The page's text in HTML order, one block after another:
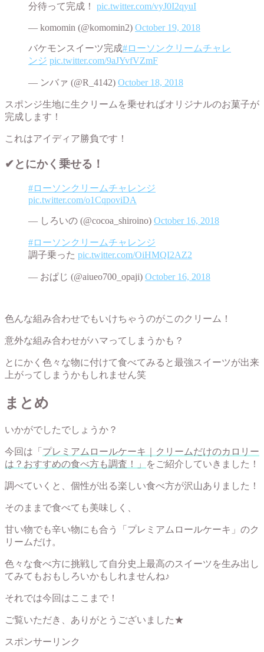
分待って完成！ pic.twitter.com/vyJ0I2qyuI
— komomin (@komomin2) October 19, 2018
バケモンスイーツ完成#ローソンクリームチャレ
ンジ pic.twitter.com/9aJYvfVZmF
— ンバァ (@R_4142) October 18, 2018
スポンジ生地に生クリームを乗せればオリジナルのお菓子が
完成します！
これはアイディア勝負です！
✔︎とにかく乗せる！
#ローソンクリームチャレンジ
pic.twitter.com/o1CqpoviDA
— しろいの (@cocoa_shiroino) October 16, 2018
#ローソンクリームチャレンジ
調子乗った pic.twitter.com/OiHMQI2AZ2
— おぱじ (@aiueo700_opaji) October 16, 2018
色んな組み合わせでもいけちゃうのがこのクリーム！
意外な組み合わせがハマってしまうかも？
とにかく色々な物に付けて食べてみると最強スイーツが出来
上がってしまうかもしれません笑
まとめ
いかがでしたでしょうか？
今回は「 プレミアムロールケーキ｜クリームだけのカロリー
は？おすすめの食べ方も調査！」
をご紹介していきました！
調べていくと、個性が出る楽しい食べ方が沢山ありました！
そのままで食べても美味しく、
甘い物でも辛い物にも合う「プレミアムロールケーキ」のク
リームだけ。
色々な食べ方に挑戦して自分史上最高のスイーツを生み出し
てみてもおもしろいかもしれませんね♪
それでは今回はここまで！
ご覧いただき、ありがとうございました★
スポンサーリンク